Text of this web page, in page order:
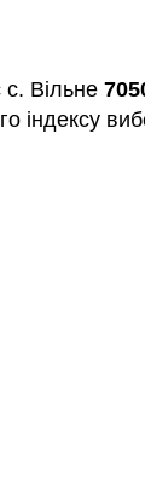
Вільне
індексу